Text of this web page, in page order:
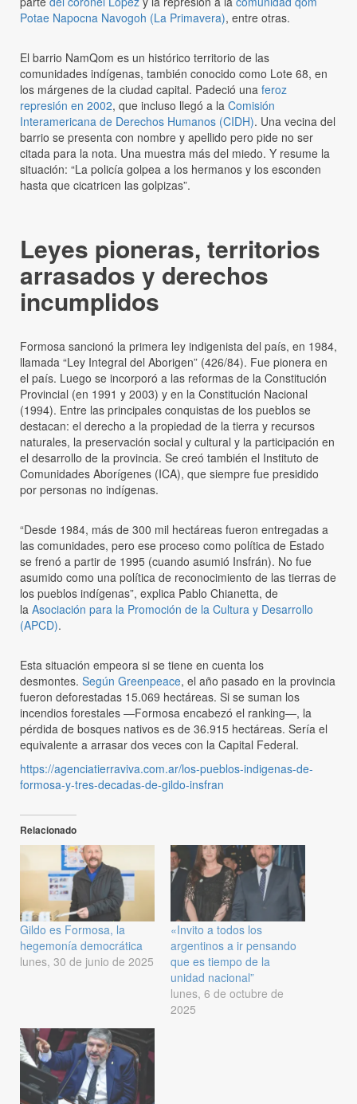
Potae Napocna Navogoh (La Primavera), entre otras.
El barrio NamQom es un histórico territorio de las
comunidades indígenas, también conocido como Lote 68, en
los márgenes de la ciudad capital. Padeció una feroz
represión en 2002, que incluso llegó a la Comisión
Interamericana de Derechos Humanos (CIDH). Una vecina del
barrio se presenta con nombre y apellido pero pide no ser
citada para la nota. Una muestra más del miedo. Y resume la
situación: “La policía golpea a los hermanos y los esconden
hasta que cicatricen las golpizas”.
Leyes pioneras, territorios
arrasados y derechos
incumplidos
Formosa sancionó la primera ley indigenista del país, en 1984,
llamada “Ley Integral del Aborigen” (426/84). Fue pionera en
el país. Luego se incorporó a las reformas de la Constitución
Provincial (en 1991 y 2003) y en la Constitución Nacional
(1994). Entre las principales conquistas de los pueblos se
destacan: el derecho a la propiedad de la tierra y recursos
naturales, la preservación social y cultural y la participación en
el desarrollo de la provincia. Se creó también el Instituto de
Comunidades Aborígenes (ICA), que siempre fue presidido
por personas no indígenas.
“Desde 1984, más de 300 mil hectáreas fueron entregadas a
las comunidades, pero ese proceso como política de Estado
se frenó a partir de 1995 (cuando asumió Insfrán). No fue
asumido como una política de reconocimiento de las tierras de
los pueblos indígenas”, explica Pablo Chianetta, de
la Asociación para la Promoción de la Cultura y Desarrollo
(APCD).
Esta situación empeora si se tiene en cuenta los
desmontes. Según Greenpeace, el año pasado en la provincia
fueron deforestadas 15.069 hectáreas. Si se suman los
incendios forestales —Formosa encabezó el ranking—, la
pérdida de bosques nativos es de 36.915 hectáreas. Sería el
equivalente a arrasar dos veces con la Capital Federal.
https://agenciatierraviva.com.ar/los-pueblos-indigenas-de-
formosa-y-tres-decadas-de-gildo-insfran
Relacionado
Gildo es Formosa, la
hegemonía democrática
lunes, 30 de junio de 2025
«Invito a todos los
argentinos a ir pensando
que es tiempo de la
unidad nacional”
lunes, 6 de octubre de
2025